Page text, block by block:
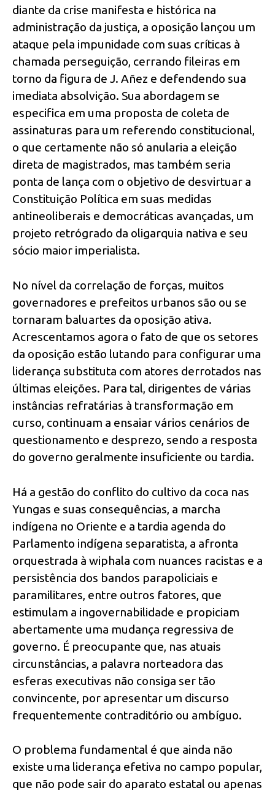
diante da crise manifesta e histórica na
administração da justiça, a oposição lançou um
ataque pela impunidade com suas críticas à
chamada perseguição, cerrando fileiras em
torno da figura de J. Añez e defendendo sua
imediata absolvição. Sua abordagem se
especifica em uma proposta de coleta de
assinaturas para um referendo constitucional,
o que certamente não só anularia a eleição
direta de magistrados, mas também seria
ponta de lança com o objetivo de desvirtuar a
Constituição Política em suas medidas
antineoliberais e democráticas avançadas, um
projeto retrógrado da oligarquia nativa e seu
sócio maior imperialista.
No nível da correlação de forças, muitos
governadores e prefeitos urbanos são ou se
tornaram baluartes da oposição ativa.
Acrescentamos agora o fato de que os setores
da oposição estão lutando para configurar uma
liderança substituta com atores derrotados nas
últimas eleições. Para tal, dirigentes de várias
instâncias refratárias à transformação em
curso, continuam a ensaiar vários cenários de
questionamento e desprezo, sendo a resposta
do governo geralmente insuficiente ou tardia.
Há a gestão do conflito do cultivo da coca nas
Yungas e suas consequências, a marcha
indígena no Oriente e a tardia agenda do
Parlamento indígena separatista, a afronta
orquestrada à wiphala com nuances racistas e a
persistência dos bandos parapoliciais e
paramilitares, entre outros fatores, que
estimulam a ingovernabilidade e propiciam
abertamente uma mudança regressiva de
governo. É preocupante que, nas atuais
circunstâncias, a palavra norteadora das
esferas executivas não consiga ser tão
convincente, por apresentar um discurso
frequentemente contraditório ou ambíguo.
O problema fundamental é que ainda não
existe uma liderança efetiva no campo popular,
que não pode sair do aparato estatal ou apenas